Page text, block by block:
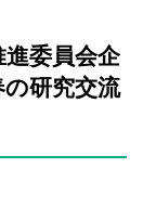
委員会企
研究交流